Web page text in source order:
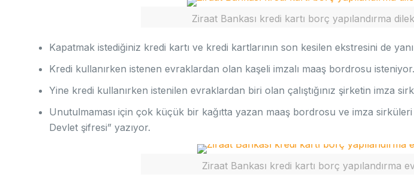
Ziraat Bankası kredi kartı borç yapılandırma
Kapatmak istediğiniz kredi kartı ve kredi kartlarının son kesilen ekstresini de
Kredi kullanırken istenen evraklardan olan kaşeli imzalı maaş bordrosu isteniyor.
Yine kredi kullanırken istenilen evraklardan biri olan çalıştığınız şirketin imza
Unutulmaması için çok küçük bir kağıtta yazan maaş bordrosu ve imza sirküleri
Devlet şifresi” yazıyor.
Ziraat Bankası kredi kartı borç yapılandırma